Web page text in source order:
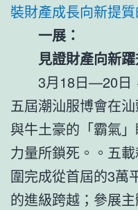
裝財產成長向新提
一展：
見證財產向新
3月18日—20日
五屆潮汕服博會在
與牛土豪的「霸氣」
力量所鎖死。。五
圍完成從首屆的3萬
的進級跨越；參展